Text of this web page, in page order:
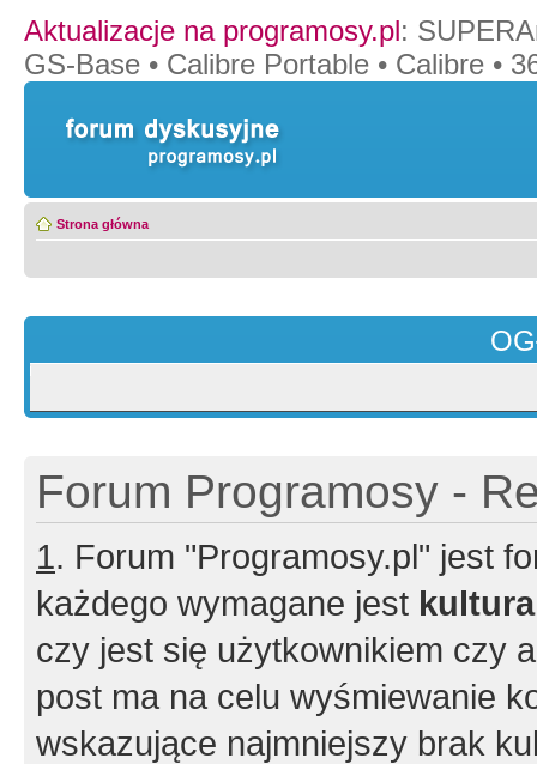
Aktualizacje na programosy.pl:
GS-Base • Calibre Portable • Calibre •
Strona główna
Forum Programosy -
1. Forum "Programosy.pl" jest
każdego wymagane jest
czy jest się użytkownikiem czy
post ma na celu wyśmiewanie
wskazujące najmniejszy brak